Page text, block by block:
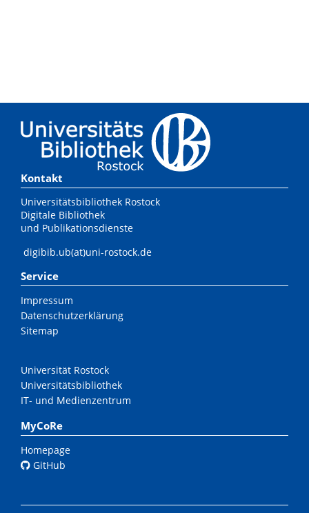
Kontakt
Universitätsbibliothek Rostock
Digitale Bibliothek
und Publikationsdienste
digibib.ub(at)uni-rostock.de
Service
Impressum
Datenschutzerklärung
Sitemap
Universität Rostock
Universitätsbibliothek
IT- und Medienzentrum
MyCoRe
Homepage
GitHub